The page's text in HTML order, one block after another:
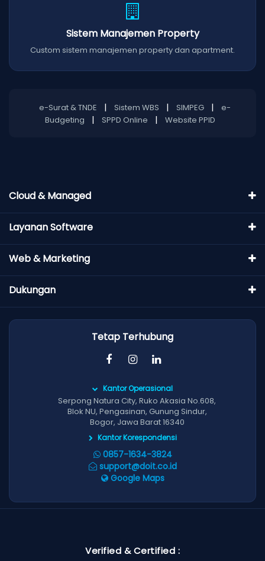
Sistem Manajemen Property
Custom sistem manajemen property dan apartment.
e-Surat & TNDE | Sistem WBS | SIMPEG |
e-
Budgeting
| SPPD Online | Website PPID
Cloud & Managed
Layanan Software
Web & Marketing
Dukungan
Tetap Terhubung
Kantor Operasional
Serpong Natura City, Ruko Akasia No.608,
Blok NU, Pengasinan, Gunung Sindur,
Bogor, Jawa Barat 16340
Kantor Korespondensi
0857-1634-3824
support@doit.co.id
Google Maps
Verified & Certified :